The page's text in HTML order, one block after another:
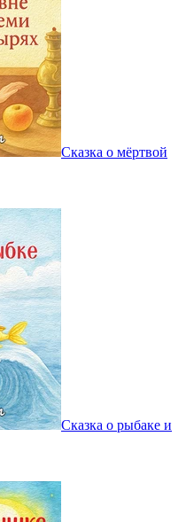
Сказка о мёртвой
Сказка о рыбаке и